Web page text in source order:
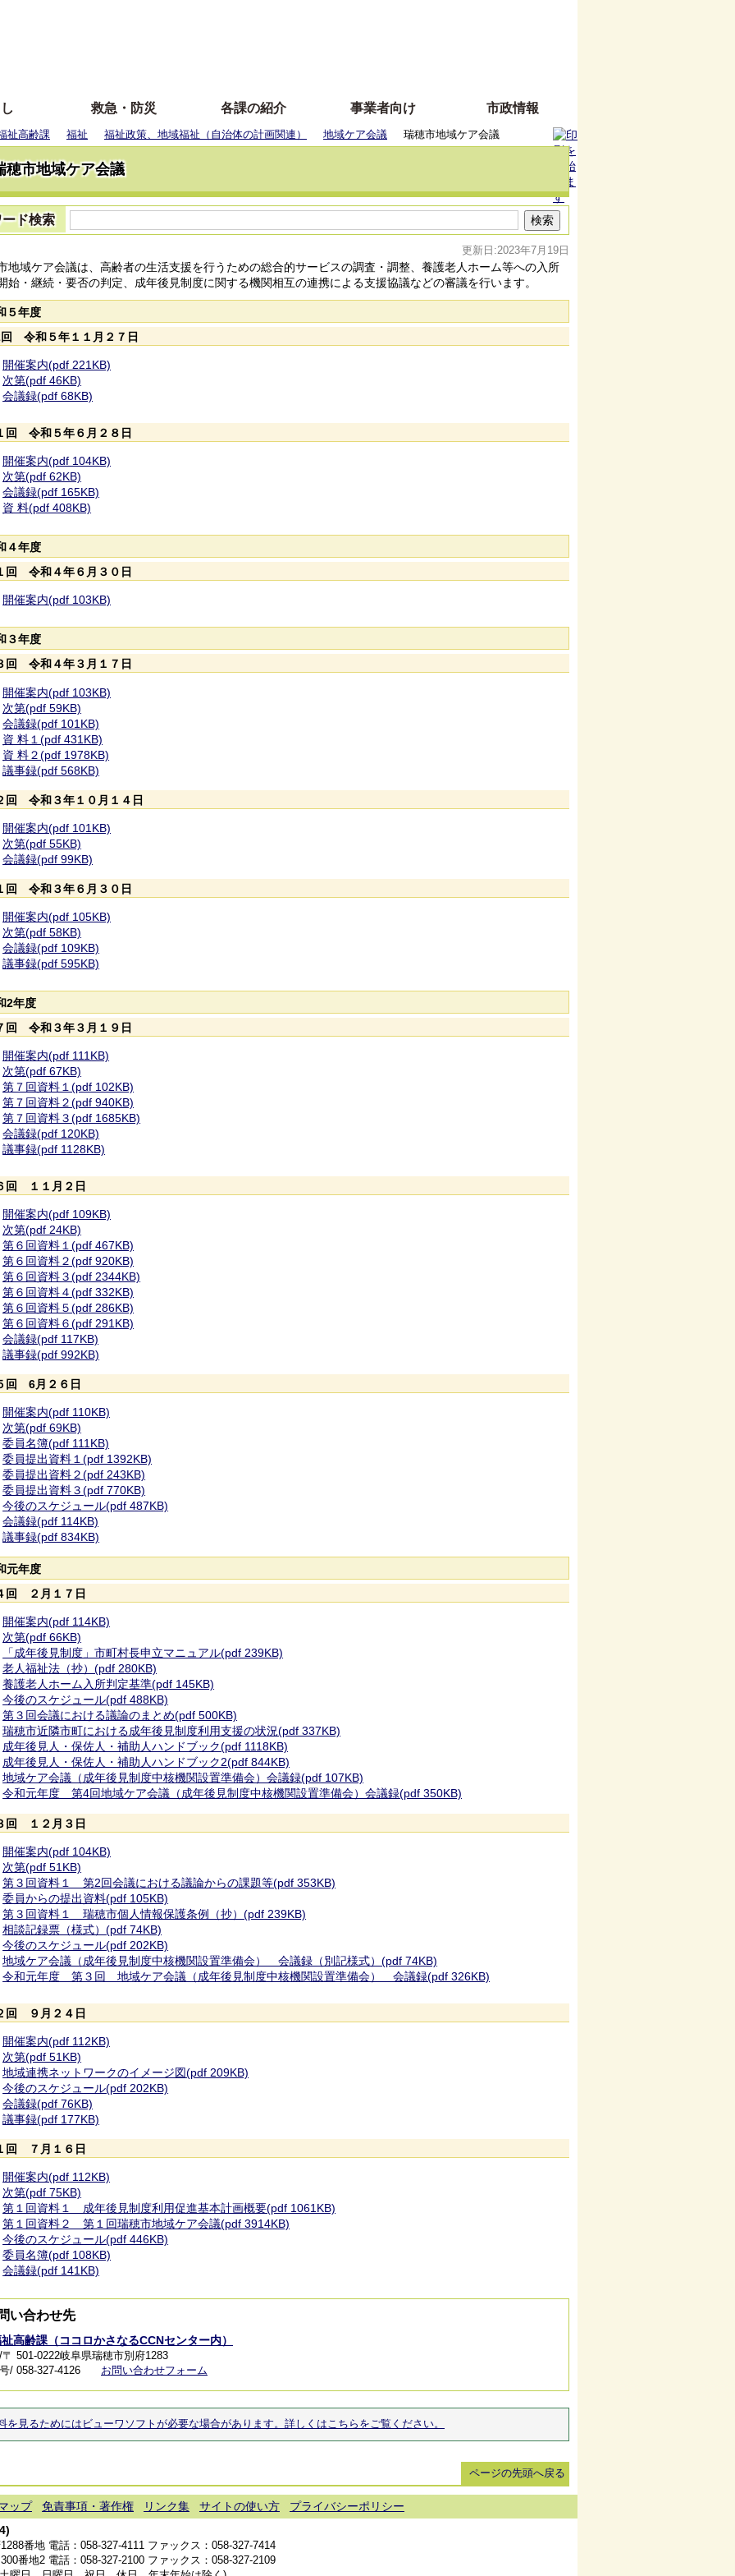
救急・防災 各課の紹介 事業者向け 市政情報
祉高齢課 福祉 福祉政策、地域福祉（自治体の計画関連） 地域ケア会議 瑞穂市地域ケア会議
穂市地域ケア会議
ド検索
更新日:2023年7月19日
域ケア会議は、高齢者の生活支援を行うための総合的サービスの調査・調整、養護老人ホーム等への入所
始・継続・要否の判定、成年後見制度に関する機関相互の連携による支援協議などの審議を行います。
５年度
令和５年１１月２７日
開催案内(pdf 221KB)
次第(pdf 46KB)
会議録(pdf 68KB)
回 令和５年６月２８日
開催案内(pdf 104KB)
次第(pdf 62KB)
会議録(pdf 165KB)
資 料(pdf 408KB)
４年度
回 令和４年６月３０日
開催案内(pdf 103KB)
３年度
回 令和４年３月１７日
開催案内(pdf 103KB)
次第(pdf 59KB)
会議録(pdf 101KB)
資 料１(pdf 431KB)
資 料２(pdf 1978KB)
議事録(pdf 568KB)
回 令和３年１０月１４日
開催案内(pdf 101KB)
次第(pdf 55KB)
会議録(pdf 99KB)
回 令和３年６月３０日
開催案内(pdf 105KB)
次第(pdf 58KB)
会議録(pdf 109KB)
議事録(pdf 595KB)
2年度
回 令和３年３月１９日
開催案内(pdf 111KB)
次第(pdf 67KB)
第７回資料１(pdf 102KB)
第７回資料２(pdf 940KB)
第７回資料３(pdf 1685KB)
会議録(pdf 120KB)
議事録(pdf 1128KB)
回 １１月２日
開催案内(pdf 109KB)
次第(pdf 24KB)
第６回資料１(pdf 467KB)
第６回資料２(pdf 920KB)
第６回資料３(pdf 2344KB)
第６回資料４(pdf 332KB)
第６回資料５(pdf 286KB)
第６回資料６(pdf 291KB)
会議録(pdf 117KB)
議事録(pdf 992KB)
回 6月２６日
開催案内(pdf 110KB)
次第(pdf 69KB)
委員名簿(pdf 111KB)
委員提出資料１(pdf 1392KB)
委員提出資料２(pdf 243KB)
委員提出資料３(pdf 770KB)
今後のスケジュール(pdf 487KB)
会議録(pdf 114KB)
議事録(pdf 834KB)
元年度
回 ２月１７日
開催案内(pdf 114KB)
次第(pdf 66KB)
「成年後見制度」市町村長申立マニュアル(pdf 239KB)
老人福祉法（抄）(pdf 280KB)
養護老人ホーム入所判定基準(pdf 145KB)
今後のスケジュール(pdf 488KB)
第３回会議における議論のまとめ(pdf 500KB)
瑞穂市近隣市町における成年後見制度利用支援の状況(pdf 337KB)
成年後見人・保佐人・補助人ハンドブック(pdf 1118KB)
成年後見人・保佐人・補助人ハンドブック2(pdf 844KB)
地域ケア会議（成年後見制度中核機関設置準備会）会議録(pdf 107KB)
令和元年度 第4回地域ケア会議（成年後見制度中核機関設置準備会）会議録(pdf 350KB)
回 １２月３日
開催案内(pdf 104KB)
次第(pdf 51KB)
第３回資料１ 第2回会議における議論からの課題等(pdf 353KB)
委員からの提出資料(pdf 105KB)
第３回資料１ 瑞穂市個人情報保護条例（抄）(pdf 239KB)
相談記録票（様式）(pdf 74KB)
今後のスケジュール(pdf 202KB)
地域ケア会議（成年後見制度中核機関設置準備会） 会議録（別記様式）(pdf 74KB)
令和元年度 第３回 地域ケア会議（成年後見制度中核機関設置準備会） 会議録(pdf 326KB)
回 ９月２４日
開催案内(pdf 112KB)
次第(pdf 51KB)
地域連携ネットワークのイメージ図(pdf 209KB)
今後のスケジュール(pdf 202KB)
会議録(pdf 76KB)
議事録(pdf 177KB)
回 ７月１６日
開催案内(pdf 112KB)
次第(pdf 75KB)
第１回資料１ 成年後見制度利用促進基本計画概要(pdf 1061KB)
第１回資料２ 第１回瑞穂市地域ケア会議(pdf 3914KB)
今後のスケジュール(pdf 446KB)
委員名簿(pdf 108KB)
会議録(pdf 141KB)
い合わせ先
高齢課（ココロかさなるCCNセンター内）
501-0222岐阜県瑞穂市別府1283
/ 058-327-4126
お問い合わせフォーム
を見るためにはビューワソフトが必要な場合があります。詳しくはこちらをご覧ください。
ページの先頭へ戻る
ップ 免責事項・著作権 リンク集 サイトの使い方
プライバシーポリシー
番地 電話： 058-327-4111 ファックス：058-327-7414
番地2 電話： 058-327-2100 ファックス：058-327-2109